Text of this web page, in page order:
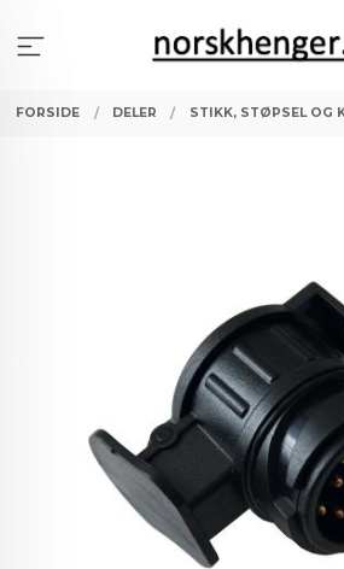
innholdet
FORSIDE DELER STIKK, STØPSEL OG